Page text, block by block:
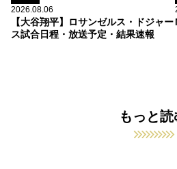
2026.08.06
【大谷翔平】ロサンゼルス・ドジャー
ス試合日程・放送予定・結果速報
もっと読